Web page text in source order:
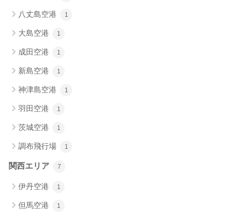
八丈島空港 1
大島空港 1
成田空港 1
新島空港 1
神津島空港 1
羽田空港 1
茨城空港 1
調布飛行場 1
関西エリア 7
伊丹空港 1
但馬空港 1